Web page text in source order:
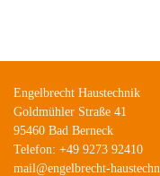
Engelbrecht Haustechnik
Goldmühler Straße 41
95460 Bad Berneck
Telefon: +49 9273 92410
mail@engelbrecht-